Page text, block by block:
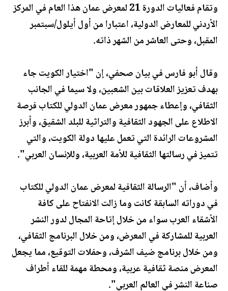
وتقام فعاليات الدورة 21 لمعرض عمان هذا العام في المركز
الأردني للمعارض الدولية، اعتبارا من أول أيلول/سبتمبر
المقبل، وحتى العاشر من الشهر ذاته.
وقال أبو فارس في بيان صحفي، إن "اختيار الكويت جاء
بهدف تعزيز العلاقات بين الشعبين، ولا سيما في الجانب
الثقافي، وإعطاء جمهور معرض عمان الدولي للكتاب فرصة
الاطلاع على الجهود الثقافية والتراثية للبلد الشقيق، وأبرز
المشروعات الرائدة التي تعمل عليها دولة الكويت، والتي
تتميز في رسالتها الثقافية للأمة العربية، وللإنسان العربي".
وأضاف، أن "الرسالة الثقافية لمعرض عمان الدولي للكتاب
في دوراته السابقة كانت وما زالت الانفتاح على كافة
الأشقاء العرب سواء من خلال إتاحة المجال لدور النشر
العربية للمشاركة في المعرض، ومن خلال البرنامج الثقافي،
ومن خلال برنامج ضيف الشرف، وحفلات التوقيع، مما يجعل
المعرض منصة ثقافية عربية، ومحطة مهمة للقاء أطراف
صناعة النشر في العالم العربي".